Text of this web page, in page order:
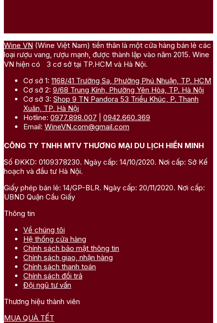
Wine VN (Wine Việt Nam) tiền thân là một cửa hàng bán lẻ các
loại rượu vang, rượu mạnh, được thành lập vào năm 2015. Wine
VN hiện có 3 cơ sở tại TP.HCM và Hà Nội.
Cơ sở 1: 1168/41 Trường Sa, Phường Phú Nhuận, TP. HCM
Cơ sở 2: 9/68 Trung Kính, Phường Yên Hòa, TP. Hà Nội
Cơ sở 3: Shop 9 TN Pandora 53 Triều Khúc, P. Thanh
Xuân, TP. Hà Nội
Hotline: 0977.898.007
0942.660.369
Email: WineVN.com@gmail.com
CÔNG TY TNHH MTV THƯƠNG MẠI DU LỊCH HIỀN MINH
Số ĐKKD: 0109378230. Ngày cấp: 14/10/2020. Nơi cấp: Sở Kế
hoạch và đầu tư Hà Nội.
Giấy phép bán lẻ: 14/GP-BLR. Ngày cấp: 20/11/2020. Nơi cấp:
UBND Quận Cầu Giấy
Thông tin
Về chúng tôi
Hệ thống cửa hàng
Chính sách bảo mật thông tin
Chính sách giao, nhận hàng
Chính sách thanh toán
Chính sách đổi trả
Đội ngũ tư vấn
Thương hiệu thành viên
MUA QUÀ TẾT